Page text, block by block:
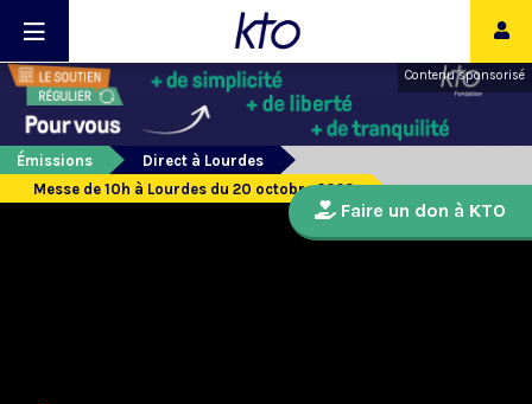
Contenu sponsorisé
Émissions
Direct à Lourdes
Messe de 10h à Lourdes du 20 octobre 2023
Faire un don à KTO